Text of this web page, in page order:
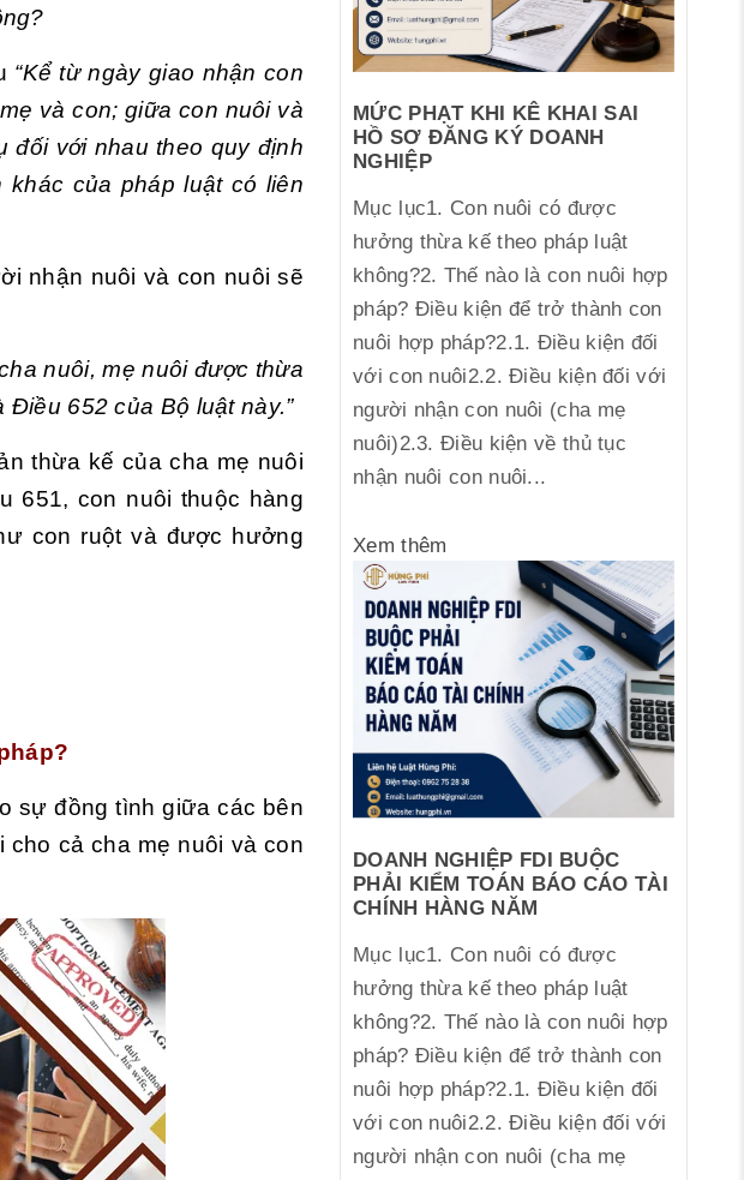
“Kể từ ngày giao nhận con
và con; giữa con nuôi và
đối với nhau theo quy định
của pháp luật có liên
nhận nuôi và con nuôi sẽ
nuôi, mẹ nuôi được thừa
652 của Bộ luật này.”
thừa kế của cha mẹ nuôi
651, con nuôi thuộc hàng
con ruột và được hưởng
sự đồng tình giữa các bên
cho cả cha mẹ nuôi và con
MỨC PHẠT KHI KÊ KHAI SAI
HỒ SƠ ĐĂNG KÝ DOANH
NGHIỆP
Mục lục1. Con nuôi có được
hưởng thừa kế theo pháp luật
không?2. Thế nào là con nuôi hợp
pháp? Điều kiện để trở thành con
nuôi hợp pháp?2.1. Điều kiện đối
với con nuôi2.2. Điều kiện đối với
người nhận con nuôi (cha mẹ
nuôi)2.3. Điều kiện về thủ tục
nhận nuôi con nuôi...
Xem thêm
DOANH NGHIỆP FDI BUỘC
PHẢI KIỂM TOÁN BÁO CÁO TÀI
CHÍNH HÀNG NĂM
Mục lục1. Con nuôi có được
hưởng thừa kế theo pháp luật
không?2. Thế nào là con nuôi hợp
pháp? Điều kiện để trở thành con
nuôi hợp pháp?2.1. Điều kiện đối
với con nuôi2.2. Điều kiện đối với
người nhận con nuôi (cha mẹ